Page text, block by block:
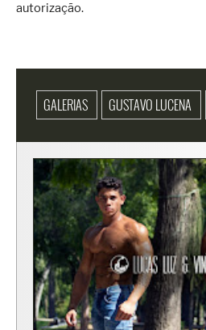
autorização.
GALERIAS GUSTAVO LUCENA